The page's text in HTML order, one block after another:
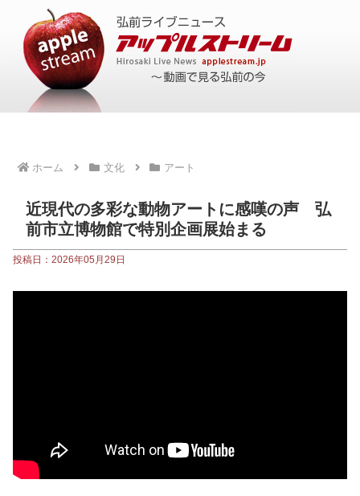
ホーム 文化 アート
近現代の多彩な動物アートに感嘆の声 弘
前市立博物館で特別企画展始まる
投稿日：2026年05月29日